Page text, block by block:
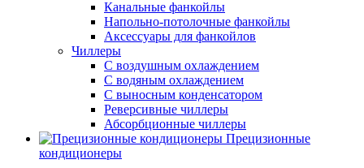
Канальные фанкойлы
Напольно-потолочные фанкойлы
Аксессуары для фанкойлов
Чиллеры
С воздушным охлаждением
С водяным охлаждением
С выносным конденсатором
Реверсивные чиллеры
Абсорбционные чиллеры
Прецизионные
кондиционеры